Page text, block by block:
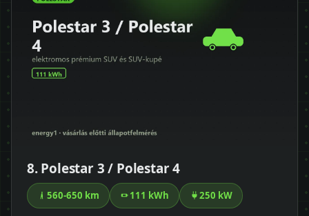
8. Polestar 3 / Polestar 4
560-650 km 111 kWh 250 kW